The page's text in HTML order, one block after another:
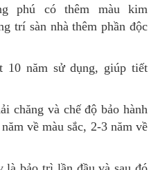
phú có thêm màu kim
trí sàn nhà thêm phần độc
10 năm sử dụng, giúp tiết
chăng và chế độ bảo hành
về màu sắc, 2-3 năm về